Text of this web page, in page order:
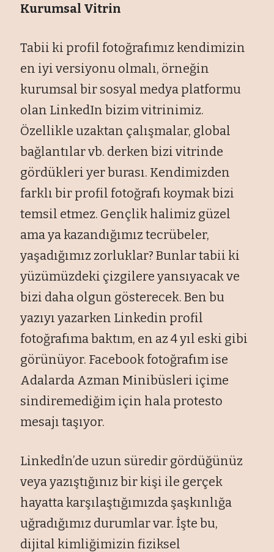
Kurumsal Vitrin
Tabii ki profil fotoğrafımız kendimizin
en iyi versiyonu olmalı, örneğin
kurumsal bir sosyal medya platformu
olan LinkedIn bizim vitrinimiz.
Özellikle uzaktan çalışmalar, global
bağlantılar vb. derken bizi vitrinde
gördükleri yer burası. Kendimizden
farklı bir profil fotoğrafı koymak bizi
temsil etmez. Gençlik halimiz güzel
ama ya kazandığımız tecrübeler,
yaşadığımız zorluklar? Bunlar tabii ki
yüzümüzdeki çizgilere yansıyacak ve
bizi daha olgun gösterecek. Ben bu
yazıyı yazarken Linkedin profil
fotoğrafıma baktım, en az 4 yıl eski gibi
görünüyor. Facebook fotoğrafım ise
Adalarda Azman Minibüsleri içime
sindiremediğim için hala protesto
mesajı taşıyor.
Linkedİn’de uzun süredir gördüğünüz
veya yazıştığınız bir kişi ile gerçek
hayatta karşılaştığımızda şaşkınlığa
uğradığımız durumlar var. İşte bu,
dijital kimliğimizin fiziksel